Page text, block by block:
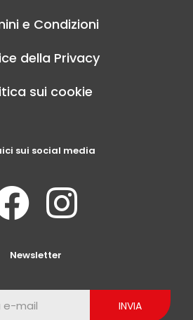
e Condizioni
della Privacy
sui cookie
sui social media
Newsletter